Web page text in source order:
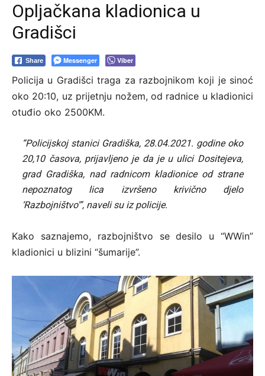
Opljačkana kladionica u
Gradišci
Share Messenger Viber
Policija u Gradišci traga za razbojnikom koji je sinoć
oko 20:10, uz prijetnju nožem, od radnice u kladionici
otuđio oko 2500KM.
“Policijskoj stanici Gradiška, 28.04.2021. godine oko
20,10 časova, prijavljeno je da je u ulici Dositejeva,
grad Gradiška, nad radnicom kladionice od strane
nepoznatog lica izvršeno krivično djelo
‘Razbojništvo'”, naveli su iz policije.
Kako saznajemo, razbojništvo se desilo u “WWin”
kladionici u blizini “šumarije”.